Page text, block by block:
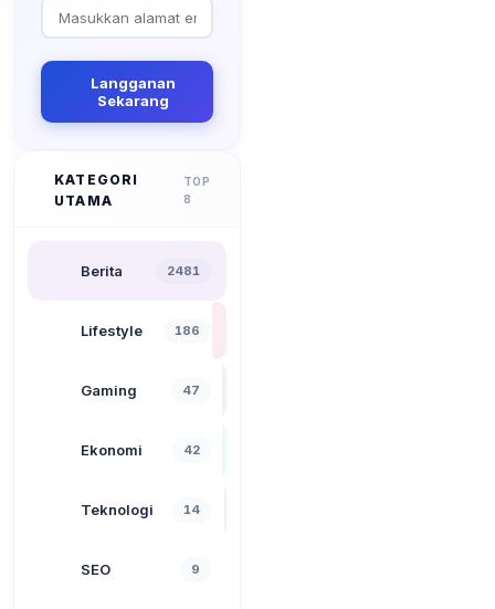
Langganan
Sekarang
KATEGORI
UTAMA
TOP
8
Berita 2481
Lifestyle 186
Gaming 47
Ekonomi 42
Teknologi 14
SEO 9